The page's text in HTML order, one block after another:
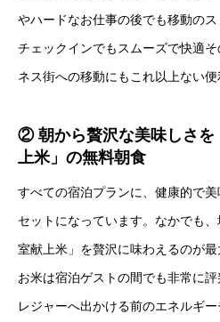
やハードなお仕事の後でも移動の
チェックインでもスムーズで快適
ネス街への移動にもこれ以上ない便
② 朝から贅沢な美味しさを
上米」の無料朝食
すべての宿泊プランに、健康的で
セットになっています。なかでも
室献上米」を贅沢に味わえるのが
お米は宿泊ゲストの間でも非常に
レジャーへ出かける前のエネルギー